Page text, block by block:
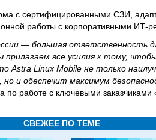
с сертифицированными СЗИ,
работы с корпоративными ИТ-
— большая ответственность
прилагаем все усилия к тому,
Astra Linux Mobile не только
и обеспечит максимум
по работе с ключевыми заказчиками
СВЕЖЕЕ ПО ТЕМЕ